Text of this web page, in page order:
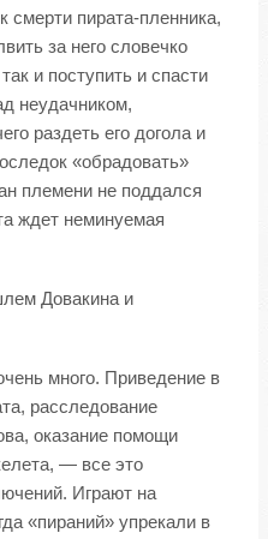
смерти пирата-пленника,
за него словечко
и поступить и спасти
неудачником,
раздеть его догола и
«обрадовать»
племени не поддался
ждет неминуемая
Довакина и
много. Приведение в
расследование
оказание помощи
— все это
Играют на
«пираний» упрекали в